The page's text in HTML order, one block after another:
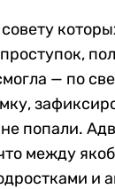
— по
попали.
между
и